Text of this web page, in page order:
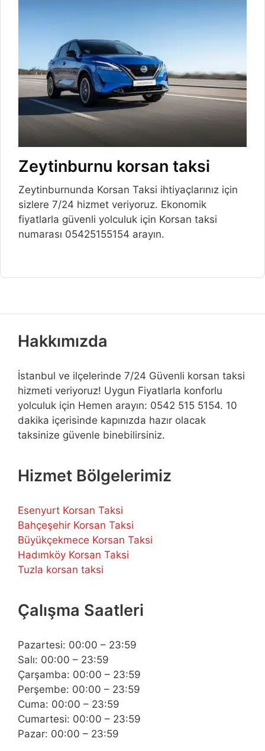
Zeytinburnu korsan taksi
Zeytinburnunda Korsan Taksi ihtiyaçlarınız için
sizlere 7/24 hizmet veriyoruz. Ekonomik
fiyatlarla güvenli yolculuk için Korsan taksi
numarası 05425155154 arayın.
Hakkımızda
İstanbul ve ilçelerinde 7/24 Güvenli korsan taksi
hizmeti veriyoruz! Uygun Fiyatlarla konforlu
yolculuk için Hemen arayın: 0542 515 5154. 10
dakika içerisinde kapınızda hazır olacak
taksinize güvenle binebilirsiniz.
Hizmet Bölgelerimiz
Esenyurt Korsan Taksi
Bahçeşehir Korsan Taksi
Büyükçekmece Korsan Taksi
Hadımköy Korsan Taksi
Tuzla korsan taksi
Çalışma Saatleri
Pazartesi: 00:00 – 23:59
Salı: 00:00 – 23:59
Çarşamba: 00:00 – 23:59
Perşembe: 00:00 – 23:59
Cuma: 00:00 – 23:59
Cumartesi: 00:00 – 23:59
Pazar: 00:00 – 23:59